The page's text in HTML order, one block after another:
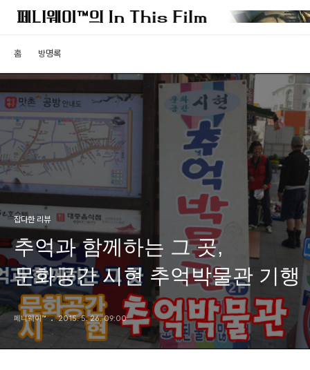
홈 방명록
잡다한 리뷰
추억과 함께하는 그 곳,
문화공간 시현 추억박물관 기행
페니웨이™ 2015. 5. 26. 09:00